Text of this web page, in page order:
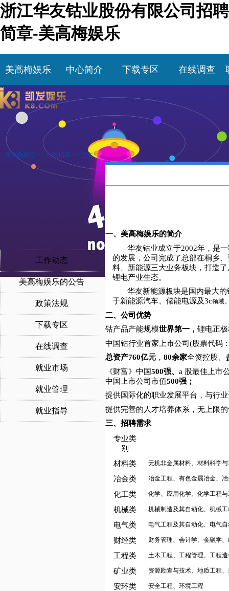
浙江华友钴业股份有限公司招聘
简章-美高梅娱乐
美高梅娱乐 中心简介 下载专区 在线调查
> 美高梅娱乐 >> 在线招聘 >> 正文
工作动态
美高梅娱乐的公告
政策法规
下载专区
在线调查
就业市场
就业管理
就业指导
一、美高梅娱乐的简介
华友钴业成立于2002年，是
的发展，公司完成了总部在桐乡
料、新能源三大业务板块，打造
锂电产业生态。
华友新能源板块是国内最大
于新能源汽车、储能电源及3c领域
二、公司优势
钴产品产能规模世界第一， 锂电正
中国钴行业首家上市公司(股票代码
总资产760亿元 ， 80余家全资控股、
《财富》中国500强、 a 股最佳上市
中国上市公司市值500强；
提供国际化的职业发展平台，与行
提供完善的人才培养体系，无上限
三、招聘需求
专业类
别
材料类
无机非金属材料、材料科学
冶金类 冶金工程、有色金属冶金、
化工类 化学、应用化学、化学工程
机械类 机械制造及其自动化、机械
电气类 电气工程及其自动化、电气
财经类 财务管理、会计学、金融学
工程类 土木工程、工程管理、工程
矿业类 资源勘查与技术、地质工程
安环类 安全工程、环境工程